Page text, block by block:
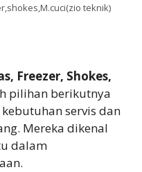
teknik)
Freezer, Shokes,
pilihan berikutnya
servis dan
Mereka dikenal
dalam